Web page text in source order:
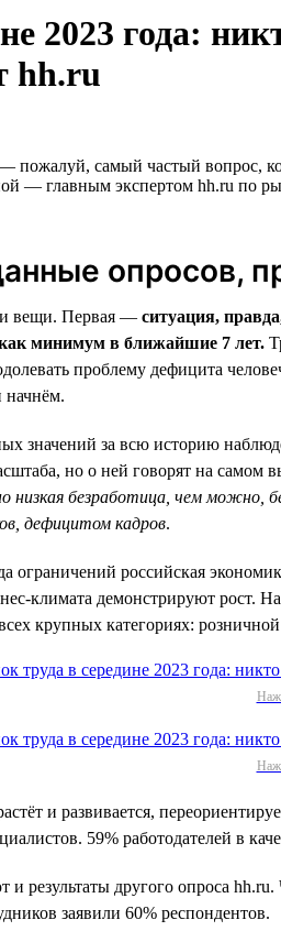
2023 года:
hh.ru
пожалуй, самый частый вопрос,
— главным экспертом hh.ru по
опросов,
вещи. Первая — ситуация,
минимум в ближайшие 7 лет.
проблему дефицита
начнём.
значений за всю историю
но о ней говорят на
низкая безработица, чем
дефицитом кадров.
ограничений российская
климата демонстрируют рост.
крупных категориях:
и развивается,
59% работодателей в
результаты другого опроса
заявили 60% респондентов.